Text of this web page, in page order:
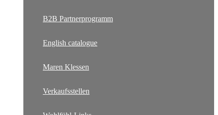
B2B Partnerprogramm
English catalogue
Maren Klessen
Verkaufsstellen